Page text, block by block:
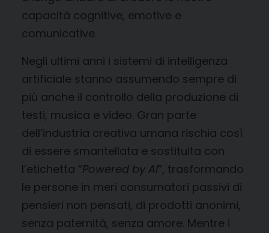
capacità cognitive, emotive e
comunicative.
Negli ultimi anni i sistemi di intelligenza
artificiale stanno assumendo sempre di
più anche il controllo della produzione di
testi, musica e video. Gran parte
dell’industria creativa umana rischia così
di essere smantellata e sostituita con
l’etichetta “Powered by AI”, trasformando
le persone in meri consumatori passivi di
pensieri non pensati, di prodotti anonimi,
senza paternità, senza amore. Mentre i